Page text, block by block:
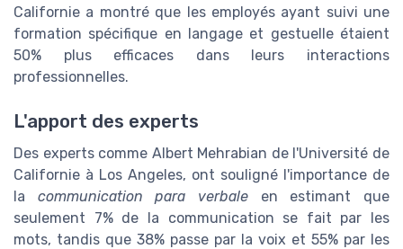
Californie a montré que les employés ayant suivi une
formation spécifique en langage et gestuelle étaient
50% plus efficaces dans leurs interactions
professionnelles.
L'apport des experts
Des experts comme Albert Mehrabian de l'Université de
Californie à Los Angeles, ont souligné l'importance de
la communication para verbale en estimant que
seulement 7% de la communication se fait par les
mots, tandis que 38% passe par la voix et 55% par les